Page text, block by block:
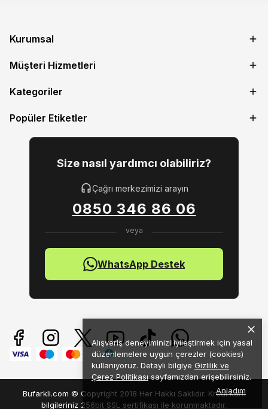
Alışveriş deneyiminizi iyileştirmek için yasal
düzenlemelere uygun çerezler (cookies)
kullanıyoruz. Detaylı bilgiye Gizlilik ve
Çerez Politikası sayfamızdan erişebilirsiniz.
Anladım
Kurumsal
Müşteri Hizmetleri
Kategoriler
Popüler Etiketler
Size nasıl yardımcı olabiliriz?
Çağrı merkezimizi arayın
0850 346 86 06
WhatsApp Destek
Bufarkli.com © Copyright 2018 Her Hakkı Saklıdır. Kredi kartı
bilgileriniz 256bit SSL sertifikası ile korunmaktadır.